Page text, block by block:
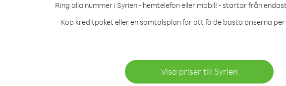
Ring alla nummer i Syrien - hemtelefon eller mobil! - startar från
Köp kreditpaket eller en samtalsplan för att få de bästa priserna per
Visa priser till Syrien